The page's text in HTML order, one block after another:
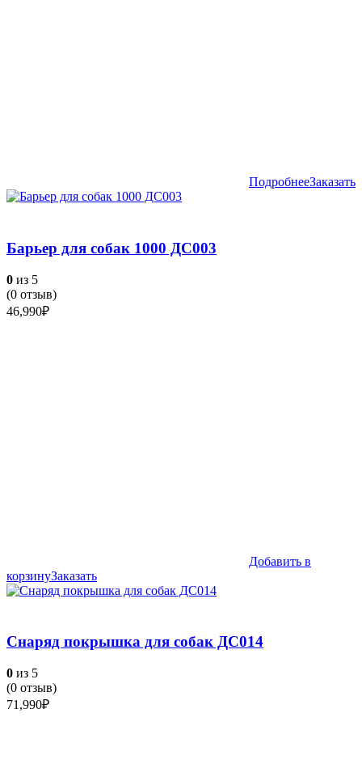
ПодробнееЗаказать
Барьер для собак 1000 ДС003
0 из 5
(0 отзыв)
46,990₽
Добавить в
корзинуЗаказать
Снаряд покрышка для собак ДС014
0 из 5
(0 отзыв)
71,990₽